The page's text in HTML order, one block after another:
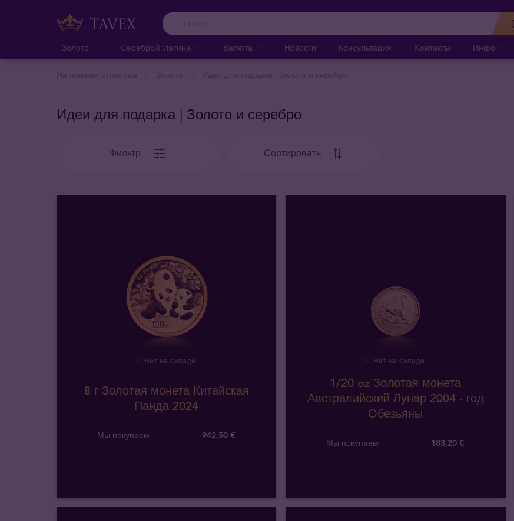
Золото Серебро/Платина Валюта Новости Консультация Kонтакты Инфо
Идеи для подарка | Золото и серебро
Фильтр Сортировать
Нет на складе
8 г Золотая монета Китайская
Панда 2024
Мы покупаем 942,50 €
Нет на складе
1/20 oz Золотая монета
Австралийский Лунар 2004 - год
Обезьяны
Мы покупаем 183,20 €